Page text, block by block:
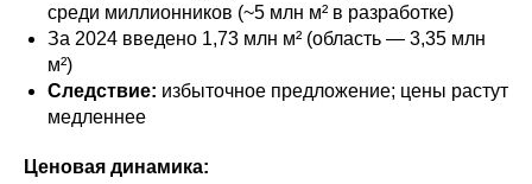
среди миллионников (~5 млн м² в разработке)
За 2024 введено 1,73 млн м² (область — 3,35 млн
м²)
Следствие: избыточное предложение; цены растут
медленнее
Ценовая динамика: